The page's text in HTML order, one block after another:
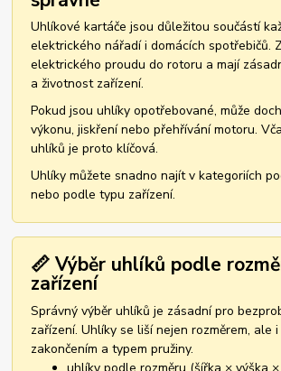
Uhlíkové kartáče jsou důležitou součástí
elektrického nářadí i domácích spotřebičů.
elektrického proudu do rotoru a mají
a životnost zařízení.
Pokud jsou uhlíky opotřebované, může
výkonu, jiskření nebo přehřívání motoru.
uhlíků je proto klíčová.
Uhlíky můžete snadno najít v kategoriích
nebo podle typu zařízení.
📏 Výběr uhlíků podle
zařízení
Správný výběr uhlíků je zásadní pro
zařízení. Uhlíky se liší nejen rozměrem, ale
zakončením a typem pružiny.
uhlíky podle rozměru (šířka × výška